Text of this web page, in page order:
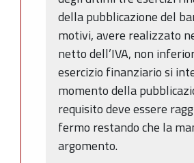
della pubblicazione del
motivi, avere realizzato
netto dell’IVA, non
esercizio finanziario si
momento della
requisito deve essere
fermo restando che la
argomento.